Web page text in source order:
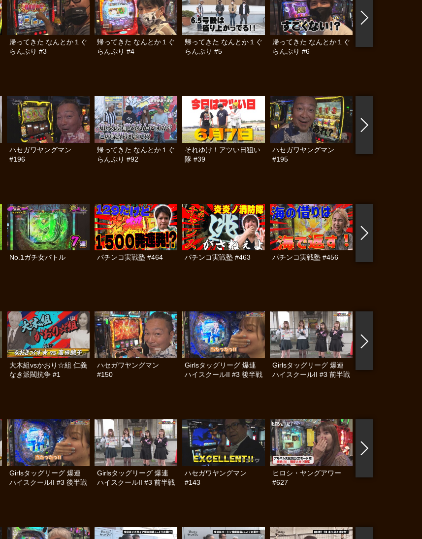
帰ってきた なんとか１ぐ
らんぷり #3
帰ってきた なんとか１ぐ
らんぷり #4
帰ってきた なんとか１ぐ
らんぷり #5
帰ってきた なんとか１ぐ
らんぷり #6
ハセガワヤングマン
#196
帰ってきた なんとか１ぐ
らんぷり #92
それゆけ！アツい日狙い
隊 #39
ハセガワヤングマン
#195
No.1ガチ女バトル パチンコ実戦塾 #464 パチンコ実戦塾 #463 パチンコ実戦塾 #456
大木組vsかおり☆組 仁義
なき派閥抗争 #1
ハセガワヤングマン
#150
Girlsタッグリーグ 爆連
ハイスクールII #3 後半戦
Girlsタッグリーグ 爆連
ハイスクールII #3 前半戦
Girlsタッグリーグ 爆連
ハイスクールII #3 後半戦
Girlsタッグリーグ 爆連
ハイスクールII #3 前半戦
ハセガワヤングマン
#143
ヒロシ・ヤングアワー
#627